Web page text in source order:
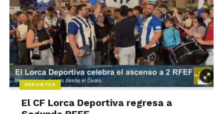
DEPORTES
El CF Lorca Deportiva regresa a